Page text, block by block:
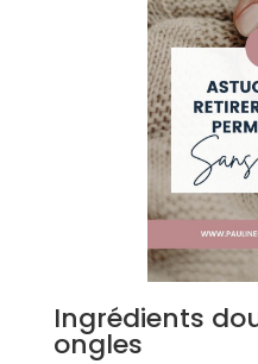
Ingrédients
ongles